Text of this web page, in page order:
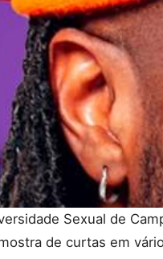
Sexual de
de curtas em